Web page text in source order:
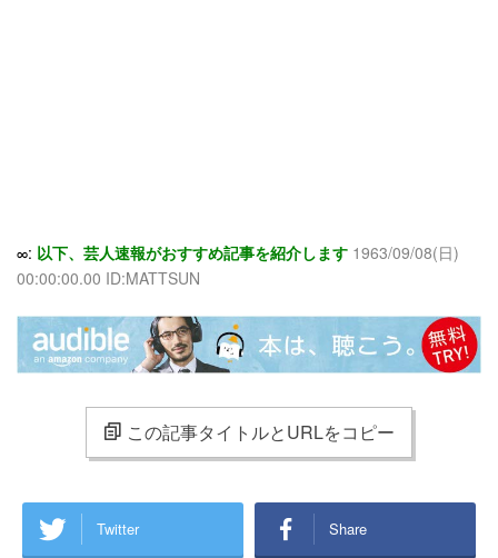
∞: 以下、芸人速報がおすすめ記事を紹介します 1963/09/08(日)
00:00:00.00 ID:MATTSUN
この記事タイトルとURLをコピー
Twitter Share